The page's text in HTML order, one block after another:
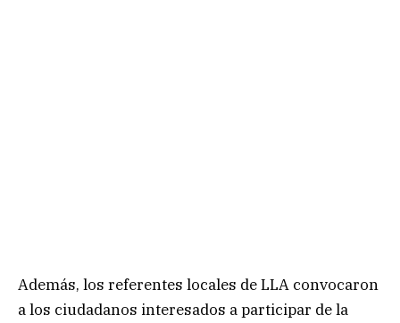
Además, los referentes locales de LLA convocaron
a los ciudadanos interesados a participar de la